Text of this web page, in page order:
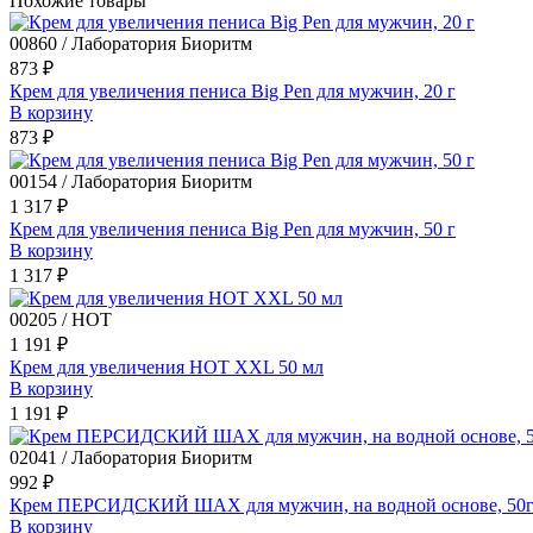
00860 / Лаборатория Биоритм
873 ₽
Крем для увеличения пениса Big Pen для мужчин, 20 г
В корзину
873 ₽
00154 / Лаборатория Биоритм
1 317 ₽
Крем для увеличения пениса Big Pen для мужчин, 50 г
В корзину
1 317 ₽
00205 / HOT
1 191 ₽
Крем для увеличения HOT XXL 50 мл
В корзину
1 191 ₽
02041 / Лаборатория Биоритм
992 ₽
Крем ПЕРСИДСКИЙ ШАХ для мужчин, на водной основе, 50г
В корзину